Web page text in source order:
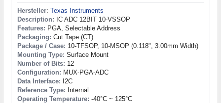
Hersteller: Texas Instruments
Description: IC ADC 12BIT 10-VSSOP
Features: PGA, Selectable Address
Packaging: Cut Tape (CT)
Package / Case: 10-TFSOP, 10-MSOP (0.118", 3.00mm Width)
Mounting Type: Surface Mount
Number of Bits: 12
Configuration: MUX-PGA-ADC
Data Interface: I2C
Reference Type: Internal
Operating Temperature: -40°C ~ 125°C